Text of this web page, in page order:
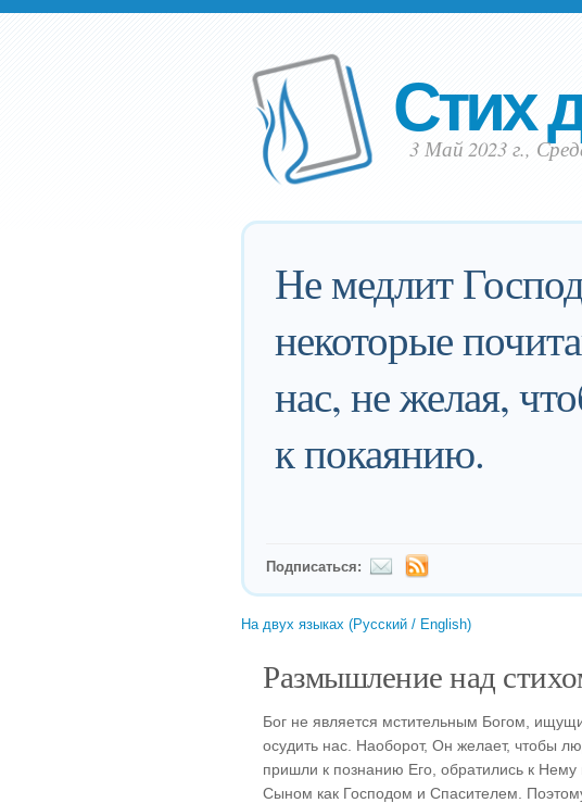
Стих
3 Май 2023 г.,
Не медлит
некоторые
нас, не желая,
к покаянию.
Подписаться:
На двух языках (Русский / English)
Размышление над
Бог не является мстительным Богом,
осудить нас. Наоборот, Он желает, чтобы
пришли к познанию Его, обратились к Нему
Сыном как Господом и Спасителем.